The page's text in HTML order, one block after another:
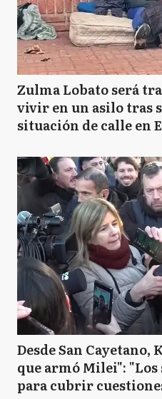
Zulma Lobato será
vivir en un asilo tras
situación de calle en
Desde San
que armó Milei":
para cubrir